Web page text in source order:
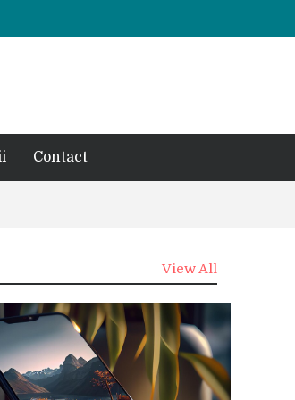
Contact
View All